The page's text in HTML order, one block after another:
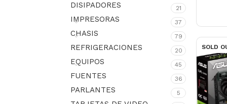
DISIPADORES 21
IMPRESORAS 37
CHASIS 79
REFRIGERACIONES 20
EQUIPOS 45
FUENTES 36
PARLANTES 5
SOLD